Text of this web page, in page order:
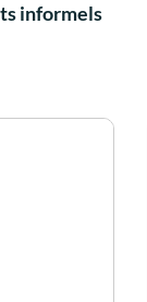
informels